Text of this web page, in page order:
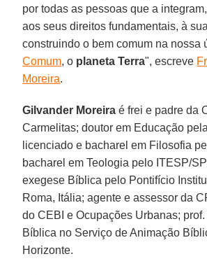
por todas as pessoas que a
aos seus direitos fundamentais, à
construindo o bem comum na nossa
Comum, o planeta Terra", escreve
Moreira.
Gilvander Moreira é frei e padre da
Carmelitas; doutor em Educação
licenciado e bacharel em Filosofia
bacharel em Teologia pelo ITESP/
exegese Bíblica pelo Pontifício
Roma, Itália; agente e assessor da
do CEBI e Ocupações Urbanas;
Bíblica no Serviço de Animação
Horizonte.